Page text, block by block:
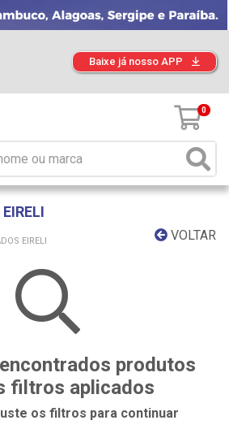
Baixe já nosso APP
0
VOLTAR
EIRELI
produtos
filtros aplicados
os filtros para continuar